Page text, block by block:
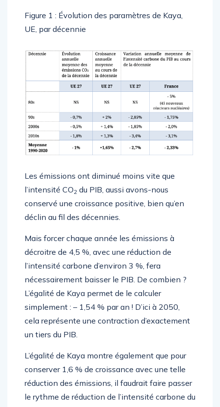
Figure 1 : Évolution des paramètres de Kaya,
UE, par décennie
Les émissions ont diminué moins vite que
l’intensité CO2 du PIB, aussi avons-nous
conservé une croissance positive, bien qu’en
déclin au fil des décennies.
Mais forcer chaque année les émissions à
décroitre de 4,5 %, avec une réduction de
l’intensité carbone d’environ 3 %, fera
nécessairement baisser le PIB. De combien ?
L’égalité de Kaya permet de le calculer
simplement : – 1,54 % par an ! D’ici à 2050,
cela représente une contraction d’exactement
un tiers du PIB.
L’égalité de Kaya montre également que pour
conserver 1,6 % de croissance avec une telle
réduction des émissions, il faudrait faire passer
le rythme de réduction de l’intensité carbone du